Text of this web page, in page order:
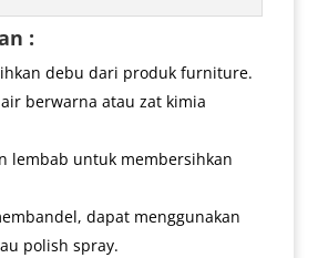
:
debu dari produk furniture.
berwarna atau zat kimia
lembab untuk membersihkan
dapat menggunakan
polish spray.